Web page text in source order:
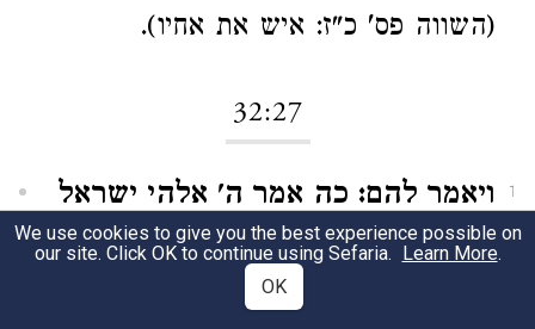
(השווה פס' כ"ז: איש את אחיו).
32:27
1
ויאמר להם: כה אמר ה' אלהי ישראל
(לא נאמר קודם שכך אמר לו ה', אבל
משה מרגיש שכך רצונו של מקום, והוא
We use cookies to give you the best experience possible on
our site. Click OK to continue using Sefaria. Learn More.
OK